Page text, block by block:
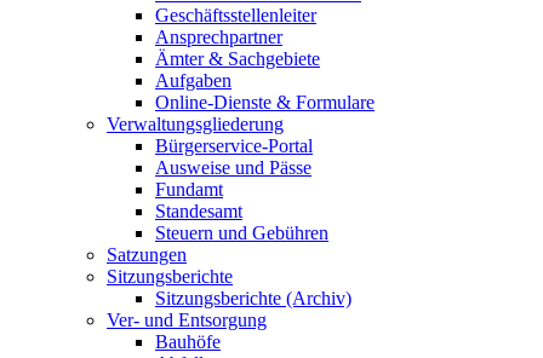
Geschäftsstellenleiter
Ansprechpartner
Ämter & Sachgebiete
Aufgaben
Online-Dienste & Formulare
Verwaltungsgliederung
Bürgerservice-Portal
Ausweise und Pässe
Fundamt
Standesamt
Steuern und Gebühren
Satzungen
Sitzungsberichte
Sitzungsberichte (Archiv)
Ver- und Entsorgung
Bauhöfe